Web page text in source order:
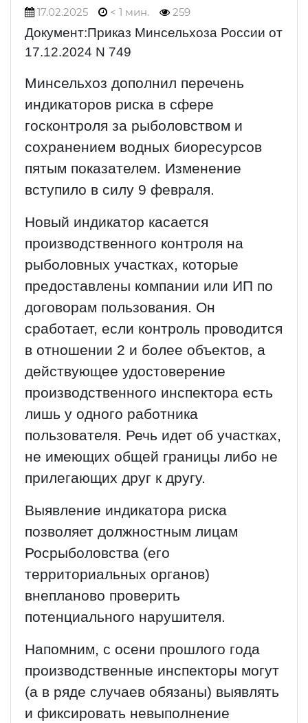
17.02.2025 < 1 мин. 259
Документ:Приказ Минсельхоза России от
17.12.2024 N 749
Минсельхоз дополнил перечень
индикаторов риска в сфере
госконтроля за рыболовством и
сохранением водных биоресурсов
пятым показателем. Изменение
вступило в силу 9 февраля.
Новый индикатор касается
производственного контроля на
рыболовных участках, которые
предоставлены компании или ИП по
договорам пользования. Он
сработает, если контроль проводится
в отношении 2 и более объектов, а
действующее удостоверение
производственного инспектора есть
лишь у одного работника
пользователя. Речь идет об участках,
не имеющих общей границы либо не
прилегающих друг к другу.
Выявление индикатора риска
позволяет должностным лицам
Росрыболовства (его
территориальных органов)
внепланово проверить
потенциального нарушителя.
Напомним, с осени прошлого года
производственные инспекторы могут
(а в ряде случаев обязаны) выявлять
и фиксировать невыполнение